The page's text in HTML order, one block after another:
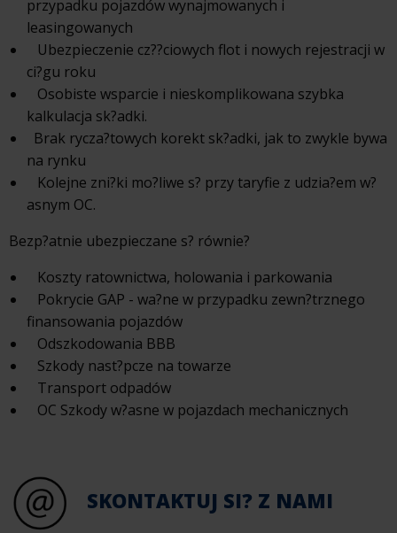
przypadku pojazdów wynajmowanych i
leasingowanych
Ubezpieczenie cz??ciowych flot i nowych rejestracji w
ci?gu roku
Osobiste wsparcie i nieskomplikowana szybka
kalkulacja sk?adki.
Brak rycza?towych korekt sk?adki, jak to zwykle bywa
na rynku
Kolejne zni?ki mo?liwe s? przy taryfie z udzia?em w?
asnym OC.
Bezp?atnie ubezpieczane s? równie?
Koszty ratownictwa, holowania i parkowania
Pokrycie GAP - wa?ne w przypadku zewn?trznego
finansowania pojazdów
Odszkodowania BBB
Szkody nast?pcze na towarze
Transport odpadów
OC Szkody w?asne w pojazdach mechanicznych
SKONTAKTUJ SI? Z NAMI